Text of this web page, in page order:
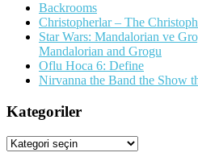
Backrooms
Christopherlar – The
Star Wars: Mandalorian ve
Mandalorian and Grogu
Oflu Hoca 6: Define
Nirvanna the Band the Show
Kategoriler
Kategoriler